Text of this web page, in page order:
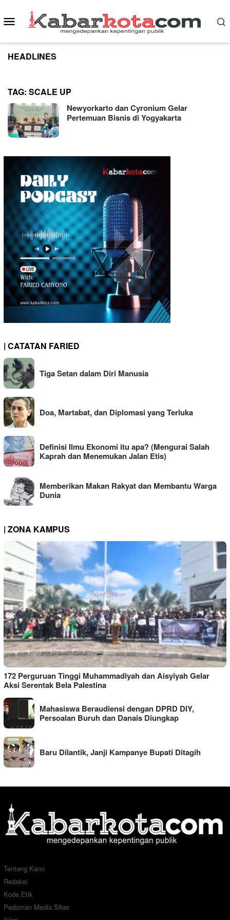
to
content
Mobile
Menu
HEADLINES
TAG: SCALE UP
Newyorkarto dan Cyronium Gelar
Pertemuan Bisnis di Yogyakarta
| CATATAN FARIED
Tiga Setan dalam Diri Manusia
Doa, Martabat, dan Diplomasi yang Terluka
Definisi Ilmu Ekonomi itu apa? (Mengurai Salah
Kaprah dan Menemukan Jalan Etis)
Memberikan Makan Rakyat dan Membantu Warga
Dunia
| ZONA KAMPUS
172 Perguruan Tinggi Muhammadiyah dan Aisyiyah Gelar
Aksi Serentak Bela Palestina
Mahasiswa Beraudiensi dengan DPRD DIY,
Persoalan Buruh dan Danais Diungkap
Baru Dilantik, Janji Kampanye Bupati Ditagih
Tentang Kami
Redaksi
Kode Etik
Pedoman Media Siber